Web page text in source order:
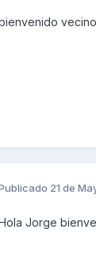
21 de
Jorge